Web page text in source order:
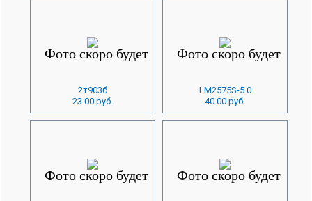
2т903б
23.00 руб.
LM2575S-5.0
40.00 руб.